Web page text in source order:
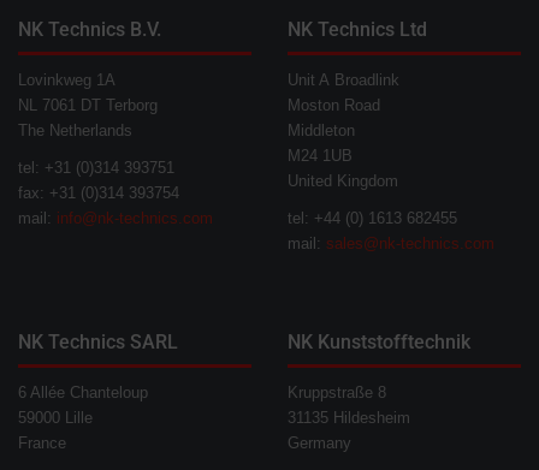
NK Technics B.V.
Lovinkweg 1A
NL 7061 DT Terborg
The Netherlands
tel: +31 (0)314 393751
fax: +31 (0)314 393754
mail: info@nk-technics.com
NK Technics Ltd
Unit A Broadlink
Moston Road
Middleton
M24 1UB
United Kingdom
tel: +44 (0) 1613 682455
mail: sales@nk-technics.com
NK Technics SARL
6 Allée Chanteloup
59000 Lille
France
NK Kunststofftechnik
Kruppstraße 8
31135 Hildesheim
Germany